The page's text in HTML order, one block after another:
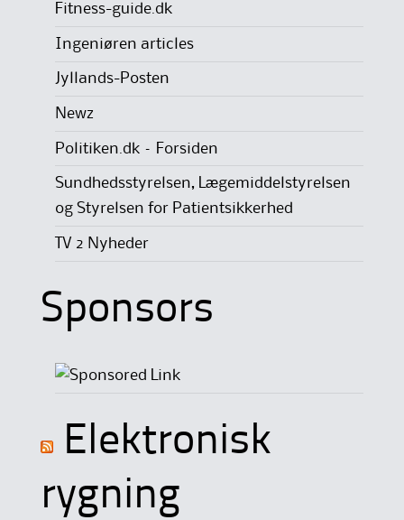
Fitness-guide.dk
Ingeniøren articles
Jyllands-Posten
Newz
Politiken.dk – Forsiden
Sundhedsstyrelsen, Lægemiddelstyrelsen
og Styrelsen for Patientsikkerhed
TV 2 Nyheder
Sponsors
Elektronisk
rygning